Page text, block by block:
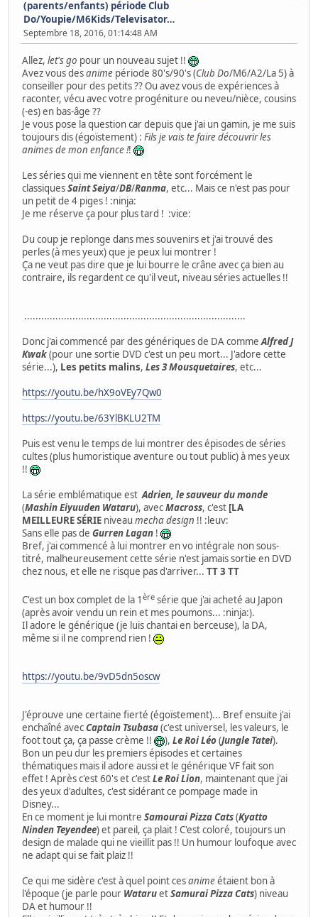
(parents/enfants) période Club
Do/Youpie/M6Kids/Televisator…
Septembre 18, 2016, 01:14:48 AM
Allez, let's go pour un nouveau sujet !!
Avez vous desanime période 80's/90's (Club Do/M6/A2/La 5) à
conseiller pour des petits ?? Ou avez vous de expériences à
raconter, vécu avec votre progéniture ou neveu/nièce, cousins
(-es) en bas-âge ??
Je vous pose la question car depuis que j'ai un gamin, je me suis
toujours dis (égoïstement) : Fils je vais te faire découvrir les
animes de mon enfance !!
Les séries qui me viennent en tête sont forcément le
classiquesSaint Seiya/DB/Ranma, etc... Mais ce n'est pas pour
un petit de 4 piges ! :ninja:
Je me réserve ça pour plus tard ! :vice:
Du coup je replonge dans mes souvenirs et j'ai trouvé des
perles (à mes yeux) que je peux lui montrer !
Ça ne veut pas dire que je lui bourre le crâne avec ça bien au
contraire, ils regardent ce qu'il veut, niveau séries actuelles !!
..............................................................................
Donc j'ai commencé par des génériques de DA commeAlfred J
Kwak(pour une sortie DVD c'est un peu mort... J'adore cette
série...), Les petits malins, Les 3 Mousquetaires, etc...
https://youtu.be/hX9oVEy7Qw0
https://youtu.be/63YlBKLU2TM
Puis est venu le temps de lui montrer des épisodes de séries
cultes (plus humoristique aventure ou tout public) à mes yeux
!!
La série emblématique estAdrien, le sauveur du monde
(Mashin Eiyuuden Wataru), avecMacross, c'est [LA
MEILLEURE SÉRIE niveau mecha design !! :leuv:
Sans elle pas de Gurren Lagan !
Bref, j'ai commencé à lui montrer en vo intégrale non sous-
titré, malheureusement cette série n'est jamais sortie en DVD
chez nous, et elle ne risque pas d'arriver... TT 3 TT
C'est un box complet de la 1 ère série que j'ai acheté au Japon
(après avoir vendu un rein et mes poumons... :ninja:).
Il adore le générique (je luis chantai en berceuse), la DA,
même si il ne comprend rien !
https://youtu.be/9vD5dn5oscw
J'éprouve une certaine fierté (égoïstement)... Bref ensuite j'ai
enchaîné avecCaptain Tsubasa(c'est universel, les valeurs, le
foot tout ça, ça passe crème !!
), Le Roi Léo(Jungle Tatei).
Bon un peu dur les premiers épisodes et certaines
thématiques mais il adore aussi et le générique VF fait son
effet ! Après c'est 60's et c'estLe Roi Lion, maintenant que j'ai
des yeux d'adultes, c'est sidérant ce pompage made in
Disney...
En ce moment je lui montre Samourai Pizza Cats(Kyatto
Ninden Teyendee) et pareil, ça plait ! C'est coloré, toujours un
design de malade qui ne vieillit pas !! Un humour loufoque avec
ne adapt qui se fait plaiz !!
Ce qui me sidère c'est à quel point cesanimeétaient bon à
l'époque (je parle pour WataruetSamurai Pizza Cats) niveau
DA et humour !!